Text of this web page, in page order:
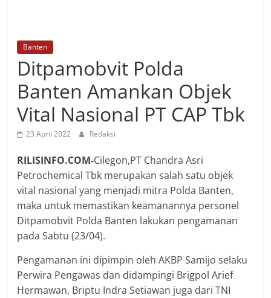
Banten
Ditpamobvit Polda
Banten Amankan Objek
Vital Nasional PT CAP Tbk
23 April 2022 Redaksi
RILISINFO.COM-Cilegon,PT Chandra Asri
Petrochemical Tbk merupakan salah satu objek
vital nasional yang menjadi mitra Polda Banten,
maka untuk memastikan keamanannya personel
Ditpamobvit Polda Banten lakukan pengamanan
pada Sabtu (23/04).
Pengamanan ini dipimpin oleh AKBP Samijo selaku
Perwira Pengawas dan didampingi Brigpol Arief
Hermawan, Briptu Indra Setiawan juga dari TNI